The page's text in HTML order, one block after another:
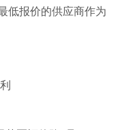
低报价的供应商作为